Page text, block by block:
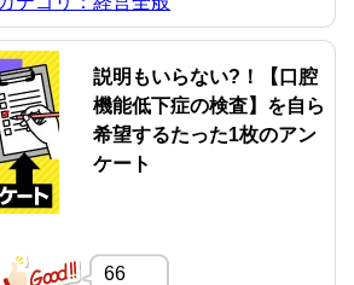
説明もいらない?！【口腔
機能低下症の検査】を自ら
希望するたった1枚のアン
ケート
66